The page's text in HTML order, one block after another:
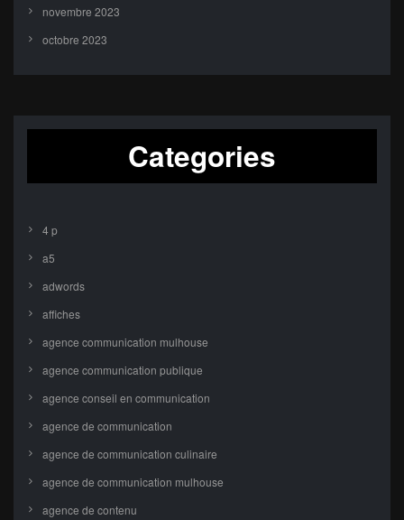
novembre 2023
octobre 2023
Categories
4 p
a5
adwords
affiches
agence communication mulhouse
agence communication publique
agence conseil en communication
agence de communication
agence de communication culinaire
agence de communication mulhouse
agence de contenu